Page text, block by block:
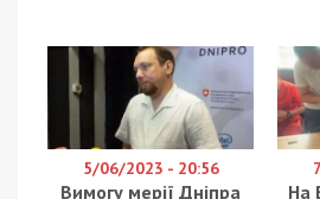
101К и 146К, де літеру
честь Києва та киян.
Загалом, міста готові
за будь-яких обставин —
про це, пише Філатов.